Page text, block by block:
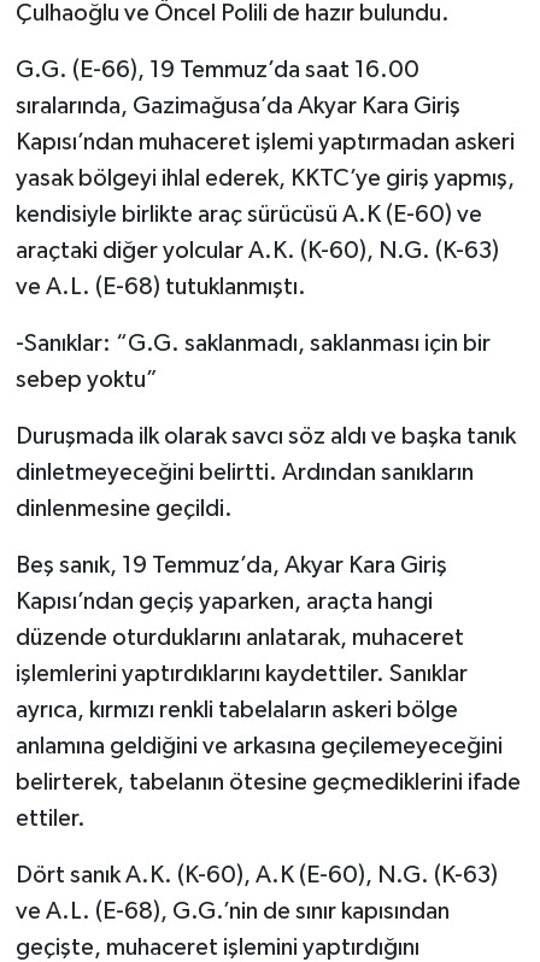
Çulhaoğlu ve Öncel Polili de hazır bulundu.
G.G. (E-66), 19 Temmuz’da saat 16.00
sıralarında, Gazimağusa’da Akyar Kara Giriş
Kapısı’ndan muhaceret işlemi yaptırmadan askeri
yasak bölgeyi ihlal ederek, KKTC’ye giriş yapmış,
kendisiyle birlikte araç sürücüsü A.K (E-60) ve
araçtaki diğer yolcular A.K. (K-60), N.G. (K-63)
ve A.L. (E-68) tutuklanmıştı.
-Sanıklar: “G.G. saklanmadı, saklanması için bir
sebep yoktu”
Duruşmada ilk olarak savcı söz aldı ve başka tanık
dinletmeyeceğini belirtti. Ardından sanıkların
dinlenmesine geçildi.
Beş sanık, 19 Temmuz’da, Akyar Kara Giriş
Kapısı’ndan geçiş yaparken, araçta hangi
düzende oturduklarını anlatarak, muhaceret
işlemlerini yaptırdıklarını kaydettiler. Sanıklar
ayrıca, kırmızı renkli tabelaların askeri bölge
anlamına geldiğini ve arkasına geçilemeyeceğini
belirterek, tabelanın ötesine geçmediklerini ifade
ettiler.
Dört sanık A.K. (K-60), A.K (E-60), N.G. (K-63)
ve A.L. (E-68), G.G.’nin de sınır kapısından
geçişte, muhaceret işlemini yaptırdığını